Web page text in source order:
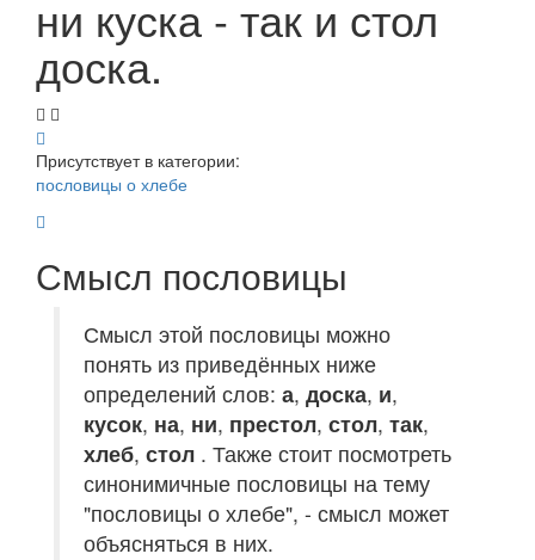
ни куска - так и стол
доска.
Присутствует в категории:
пословицы о хлебе
Смысл пословицы
Смысл этой пословицы можно
понять из приведённых ниже
определений слов: а, доска, и,
кусок, на, ни, престол, стол, так,
хлеб, стол . Также стоит посмотреть
синонимичные пословицы на тему
"пословицы о хлебе", - смысл может
объясняться в них.